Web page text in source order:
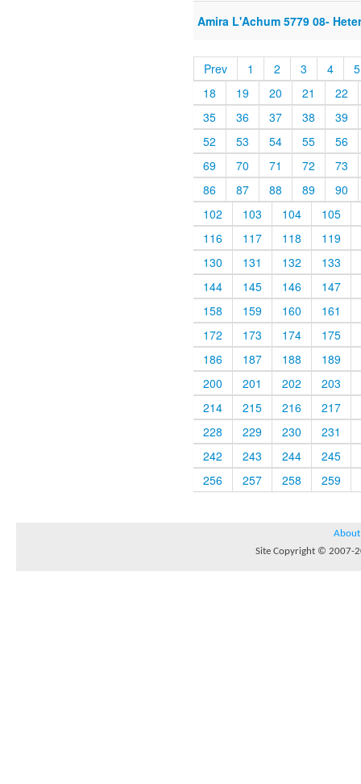
Amira L'Achum 5779 08-
Prev 1 2 3 4
5
18
19 20 21
22
35
36 37 38
39
52
53 54 55
56
69
70 71 72
73
86
87 88 89
90
102
103 104
105
116
117 118
119
130
131 132
133
144
145 146
147
158
159 160
161
172
173 174
175
186
187 188
189
200
201 202
203
214
215 216
217
228
229 230
231
242
243 244
245
256
257 258 259
About
Site Copyright © 2007-